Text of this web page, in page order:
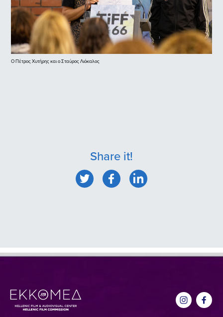
Ο Πέτρος Χυτήρης και ο Σταύρος Λιόκαλος
Share it!